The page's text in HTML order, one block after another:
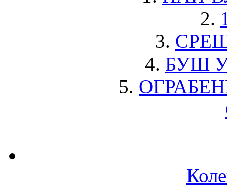
2.
3.
4. БУШ
5.